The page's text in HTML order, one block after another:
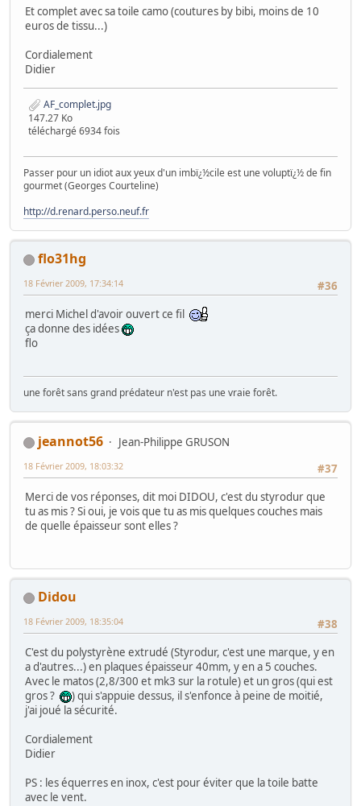
Et complet avec sa toile camo (coutures by bibi, moins de 10
euros de tissu...)
Cordialement
Didier
AF_complet.jpg
147.27 Ko
téléchargé 6934 fois
Passer pour un idiot aux yeux d'un imbï¿½cile est une voluptï¿½ de fin
gourmet (Georges Courteline)
http://d.renard.perso.neuf.fr
flo31hg
#36
18 Février 2009, 17:34:14
merci Michel d'avoir ouvert ce fil
ça donne des idées
flo
une forêt sans grand prédateur n'est pas une vraie forêt.
jeannot56
Jean-Philippe GRUSON
#37
18 Février 2009, 18:03:32
Merci de vos réponses, dit moi DIDOU, c'est du styrodur que
tu as mis ? Si oui, je vois que tu as mis quelques couches mais
de quelle épaisseur sont elles ?
Didou
#38
18 Février 2009, 18:35:04
C'est du polystyrène extrudé (Styrodur, c'est une marque, y en
a d'autres...) en plaques épaisseur 40mm, y en a 5 couches.
Avec le matos (2,8/300 et mk3 sur la rotule) et un gros (qui est
gros ?
) qui s'appuie dessus, il s'enfonce à peine de moitié,
j'ai joué la sécurité.
Cordialement
Didier
PS : les équerres en inox, c'est pour éviter que la toile batte
avec le vent.